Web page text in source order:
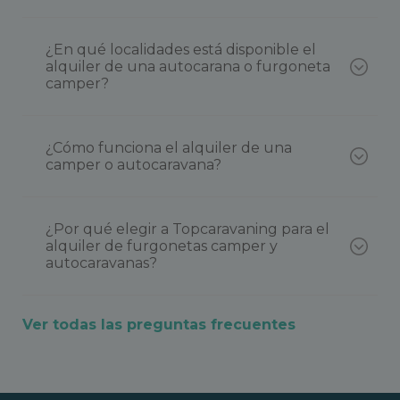
¿En qué localidades está disponible el
alquiler de una autocarana o furgoneta
camper?
¿Cómo funciona el alquiler de una
camper o autocaravana?
¿Por qué elegir a Topcaravaning para el
alquiler de furgonetas camper y
autocaravanas?
Ver todas las preguntas frecuentes